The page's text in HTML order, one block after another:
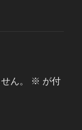
ん。 ※ が付